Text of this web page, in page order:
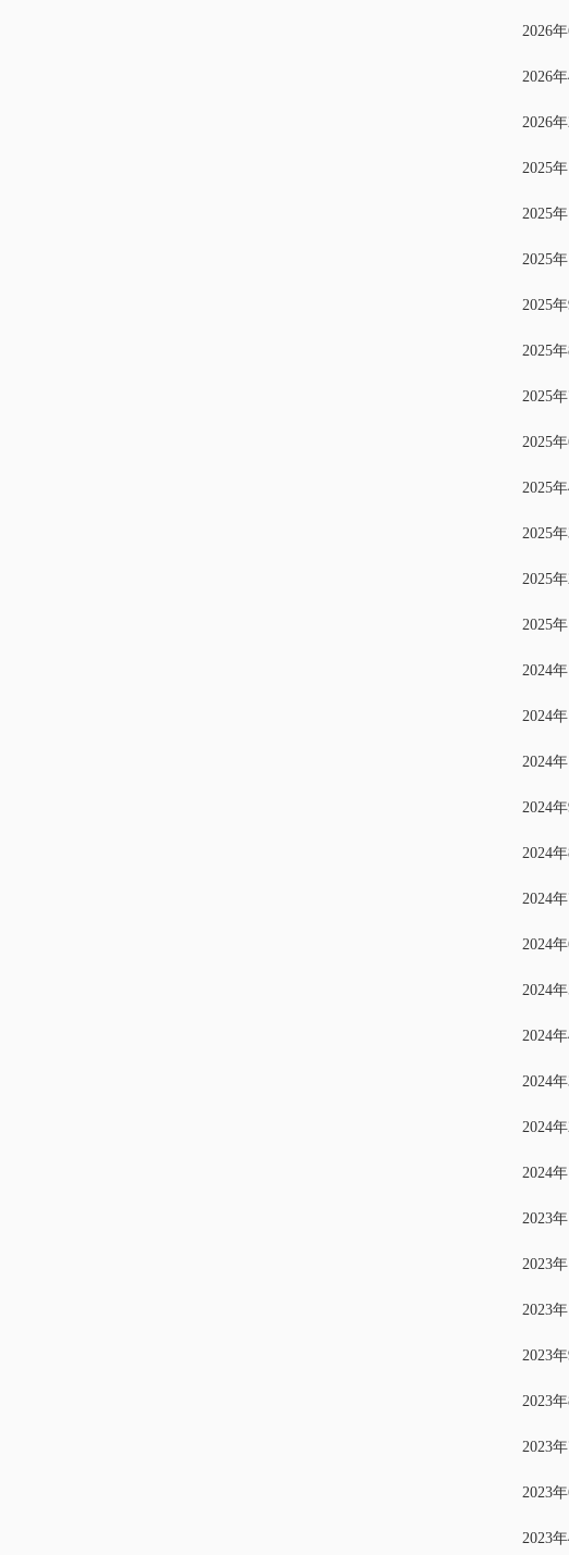
2026年
2026年
2026年
2025年
2025年
2025年
2025年
2025年
2025年
2025年
2025年
2025年
2025年
2025年
2024年
2024年
2024年
2024年
2024年
2024年
2024年
2024年
2024年
2024年
2024年
2024年
2023年
2023年
2023年
2023年
2023年
2023年
2023年
2023年